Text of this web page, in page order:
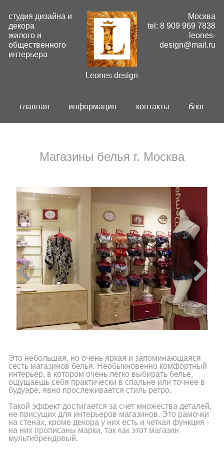
студия дизайна и
декора
жилого и
общественного
интерьера
Leones design
Москва
tel: 8 909 969 7838
leones-
design@mail.ru
главная информация контакты блог
Магазины белья г. Москва
Это небольшая, но очень яркая и запоминающаяся
сесть магазинов белья. Необыкновенно комфортный
интерьер, в котором очень легко выбирать белье,
ощущаешь себя практически в спальне или точнее в
будуаре, явно прослеживается стиль ретро.
Такой эффект достигается за счет множества деталей,
не присущих для интерьеров магазинов. Это рамочки
на стенах, кроме декора у них есть и четкая функция -
на них прописаны марки, так как этот магазин
мультибрендовый.